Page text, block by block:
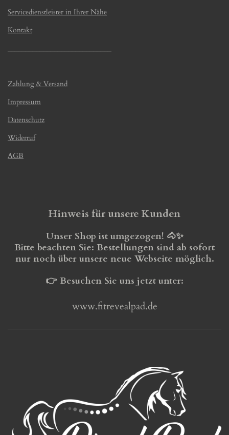
Servicedienstleister in Ihrer Nähe
Kontakt
Zahlung & Versand
Impressum
Datenschutz
Widerruf
AGB
Hinweis für unsere Kunden
Unser Shop ist umgezogen! 🐴✨
Bitte beachten Sie: Bestellungen sind ab sofort
nur noch über unsere neue Webseite möglich.
👉 Besuchen Sie uns jetzt unter:
www.fitrevealpad.de